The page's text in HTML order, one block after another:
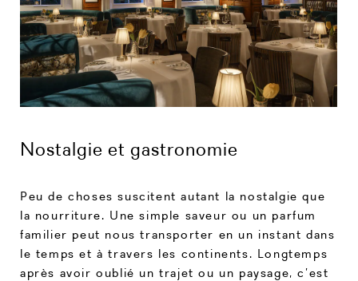
Nostalgie et gastronomie
Peu de choses suscitent autant la nostalgie que
la nourriture. Une simple saveur ou un parfum
familier peut nous transporter en un instant dans
le temps et à travers les continents. Longtemps
après avoir oublié un trajet ou un paysage, c’est